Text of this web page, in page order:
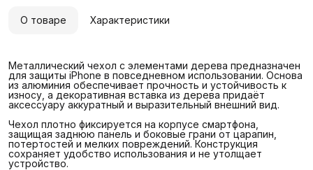
О товаре Характеристики
Металлический чехол с элементами дерева предназначен
для защиты iPhone в повседневном использовании. Основа
из алюминия обеспечивает прочность и устойчивость к
износу, а декоративная вставка из дерева придаёт
аксессуару аккуратный и выразительный внешний вид.
Чехол плотно фиксируется на корпусе смартфона,
защищая заднюю панель и боковые грани от царапин,
потертостей и мелких повреждений. Конструкция
сохраняет удобство использования и не утолщает
устройство.